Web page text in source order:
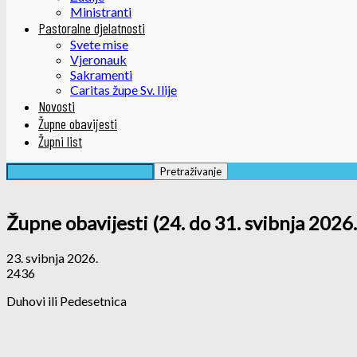
Ministranti
Pastoralne djelatnosti
Svete mise
Vjeronauk
Sakramenti
Caritas župe Sv. Ilije
Novosti
Župne obavijesti
Župni list
Župne obavijesti (24. do 31. svibnja
23. svibnja 2026.
2436
Duhovi ili Pedesetnica